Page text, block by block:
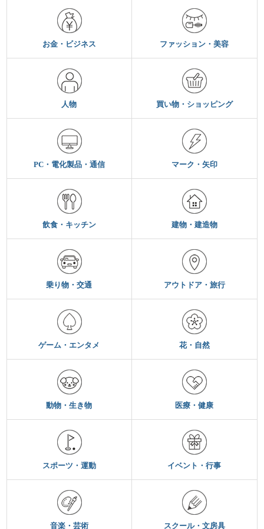
お金・ビジネス ファッション・美容
人物 買い物・ショッピング
PC・電化製品・通信 マーク・矢印
飲食・キッチン 建物・建造物
乗り物・交通 アウトドア・旅行
ゲーム・エンタメ 花・自然
動物・生き物 医療・健康
スポーツ・運動 イベント・行事
音楽・芸術 スクール・文房具